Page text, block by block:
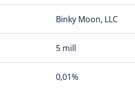
Binky Moon, LLC
5 mill
0,01%